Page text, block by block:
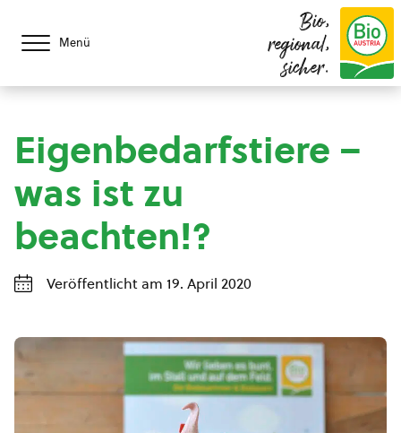
Menü
Bio,
regional,
sicher.
Eigenbedarfstiere –
was ist zu
beachten!?
Veröffentlicht am 19. April 2020